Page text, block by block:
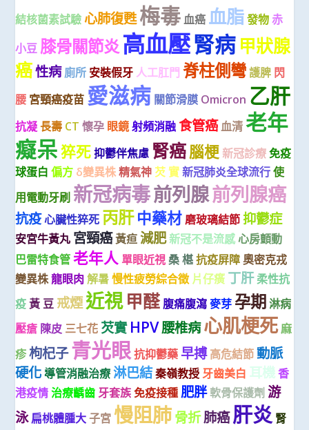
結核菌素試驗 心肺復甦梅毒 血癌 血脂 發物 赤
小豆 膝骨關節炎高血壓腎病 甲狀腺
癌性病 廁所 安裝假牙 人工肛門 脊柱側彎護脾 閃
腰 宮頸癌疫苗 愛滋病 關節滑膜 Omicron 乙肝
抗凝 長壽 CT 懷孕 眼鏡射頻消融 食管癌血清 老年
癡呆猝死 抑鬱伴焦慮 腎癌腦梗 新冠診療 免疫
球蛋白 偏方 δ變異株精氣神 芡 實 新冠肺炎全球流行 使
用電動牙刷 新冠病毒前列腺前列腺癌
抗疫心臟性猝死 丙肝中藥材 磨玻璃結節 抑鬱症
安宮牛黃丸 宮頸癌黃疸 減肥 新冠不是流感 心房顫動
巴雷特食管 老年人 單眼近視 桑 椹 抗疫屏障 奧密克戎
變異株龍眼肉 解暑 慢性疲勞綜合徵 片仔癀 丁肝 柔性抗
疫 黃 豆 戒煙近視甲醛 腹痛腹瀉 麥芽 孕期 淋病
壓瘡 陳皮 三七花 芡實 HPV腰椎病心肌梗死麻
疹 枸杞子青光眼抗抑鬱藥 早搏 高危結節 動脈
硬化 導管消融治療 淋巴結秦嶺教授 牙齒美白 耳機 香
港疫情 治療齲齒 牙套族 免疫接種 肥胖軟骨保護劑 游
泳 扁桃體腫大 子宮 慢阻肺骨折肺癌肝炎 腎